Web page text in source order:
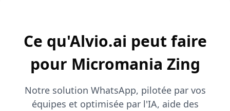
Ce qu'Alvio.ai peut faire
pour Micromania Zing
Notre solution WhatsApp, pilotée par vos
équipes et optimisée par l'IA, aide des